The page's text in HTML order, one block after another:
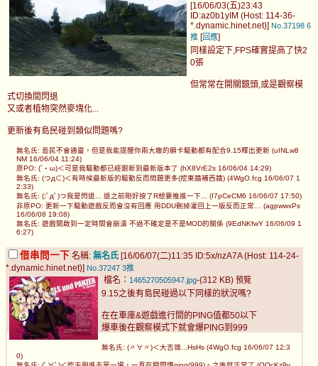
[16/06/03(五)23:43
ID:az0b1yIM (Host: 114-36-
*.dynamic.hinet.net)] No.37198 6
推 [回應]
同樣設定下,FPS確實提高了快2
0張
但常常在開關鏡頭,或是觀察模
式切換間閃退
又或者植物突然麥塊化...
更新後有島民碰到類似問題嗎?
無名氏: 島民不會通靈，但是我能提醒你兩大廠的顯卡驅動都有配合9.15釋出更新 (uINLw8
NM 16/06/04 11:24)
原PO: (´・ω)＜可是我驅動都已經跟新到最新版本了 (hX8VrE2s 16/06/04 14:29)
無名氏: (つд⊂)＜有時候最新版的驅動反而問題更多(挖東牆補西牆) (4WgO.fcg 16/06/07 1
2:33)
無名氏: (;ﾟдﾟ)つ我是閃退... 退之前剛好按了R想要推進一下... (I7pCeCM6 16/06/07 17:50)
非原PO: 更新一下驅動遊戲反而會沒有回應 用DDU刪掉灌回上一版反而正常… (agpwwxPs
16/06/08 19:08)
無名氏: 遊戲開啟到一定時間會崩潰 不過不確定是不是MOD的關係 (9EdNKfwY 16/06/09 1
6:27)
借串問一下 名稱: 無名氏 [16/06/07(二)11:35 ID:5x/nzA7A (Host: 114-24-
*.dynamic.hinet.net)] No.37247 3推
檔名： 1465270505947.jpg-(312 KB) 預覽
9.15之後有島民碰過以下同樣的狀況嗎?
在在車庫&遊戲進行間的PING值都50以下
爆車後在觀察模式下就會爆PING到999
無名氏: (〃∀〃)＜大吉嶺...HsHs (4WgO.fcg 16/06/07 12:3
0)